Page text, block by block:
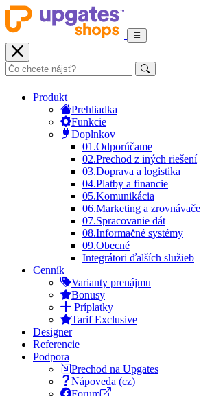
Produkt
Prehliadka
Funkcie
Doplnkov
01.Odporúčame
02.Prechod z iných riešení
03.Doprava a logistika
04.Platby a financie
05.Komunikácia
06.Marketing a zrovnávače
07.Spracovanie dát
08.Informačné systémy
09.Obecné
Integrátori ďalších služieb
Cenník
Varianty prenájmu
Bonusy
Príplatky
Tarif Exclusive
Designer
Referencie
Podpora
Prechod na Upgates
Nápoveda (cz)
Forum